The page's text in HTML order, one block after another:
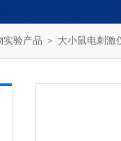
实验产品 ＞ 大小鼠电刺激